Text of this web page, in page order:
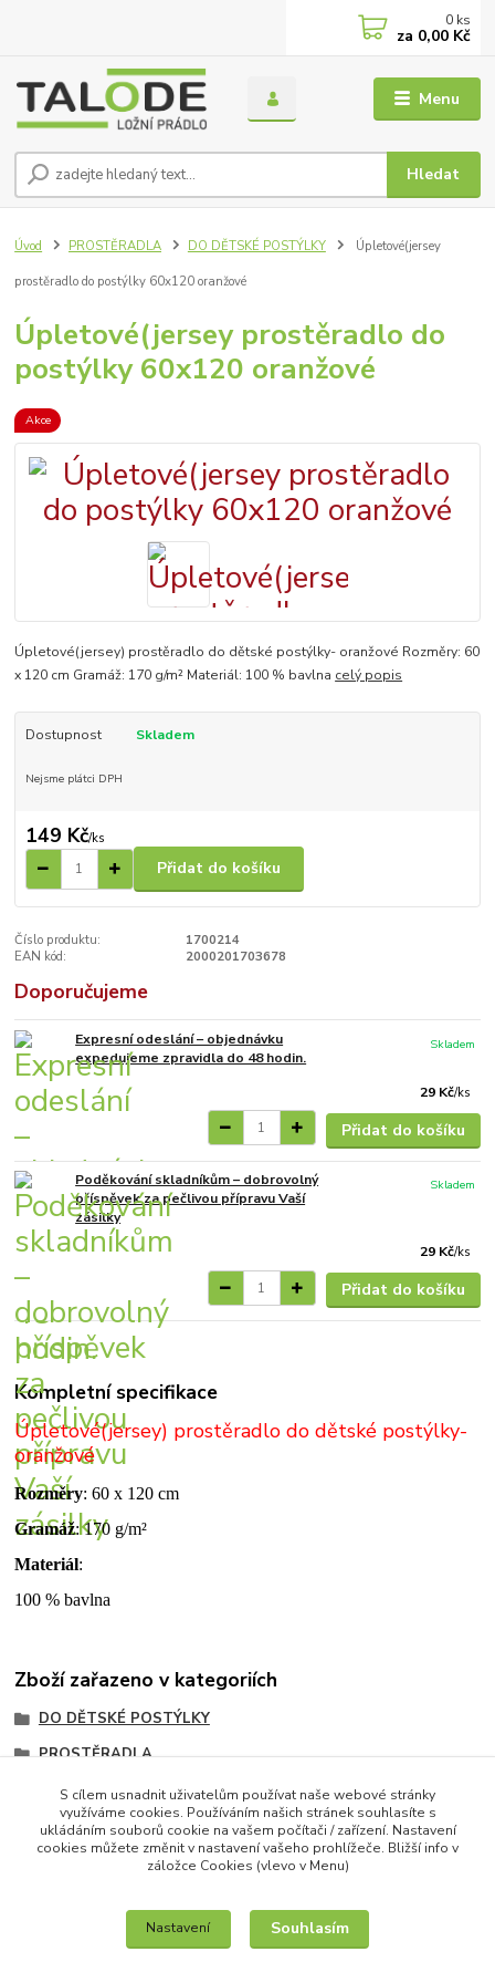
Menu
Hledat
0 ks
za 0,00 Kč
Úvod PROSTĚRADLA DO DĚTSKÉ POSTÝLKY Úpletové(jersey
prostěradlo do postýlky 60x120 oranžové
Úpletové(jersey prostěradlo do
postýlky 60x120 oranžové
Akce
Úpletové(jersey) prostěradlo do dětské postýlky- oranžové Rozměry: 60
x 120 cm Gramáž: 170 g/m² Materiál: 100 % bavlna celý popis
Dostupnost Skladem
Nejsme plátci DPH
149 Kč/ks
Přidat do košíku
Číslo produktu:
1700214
EAN kód:
2000201703678
Doporučujeme
Expresní odeslání – objednávku
expedujeme zpravidla do 48 hodin.
29 Kč/ks
Skladem
Přidat do košíku
Poděkování skladníkům – dobrovolný
příspěvek za pečlivou přípravu Vaší
zásilky
29 Kč/ks
Skladem
Přidat do košíku
Kompletní specifikace
Úpletové(jersey) prostěradlo do dětské postýlky-
oranžové
Rozměry: 60 x 120 cm
Gramáž: 170 g/m²
Materiál:
100 % bavlna
Zboží zařazeno v kategoriích
DO DĚTSKÉ POSTÝLKY
PROSTĚRADLA
úplet
JERSEY
IT služby na míru / unilogo.cz
S cílem usnadnit uživatelům používat naše webové stránky
využíváme cookies. Používáním našich stránek souhlasíte s
ukládáním souborů cookie na vašem počítači / zařízení. Nastavení
cookies můžete změnit v nastavení vašeho prohlížeče. Bližší info v
záložce Cookies (vlevo v Menu)
Nastavení Souhlasím